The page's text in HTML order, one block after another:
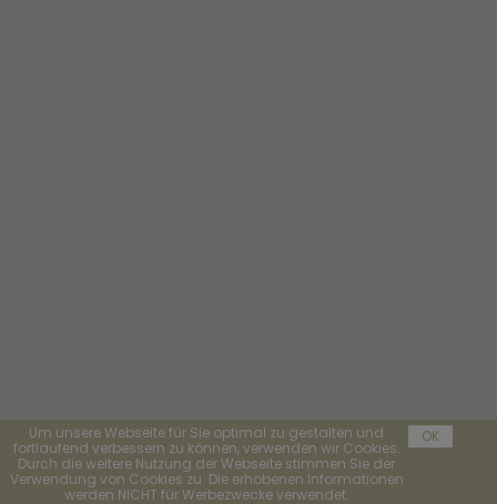
Um unsere Webseite für Sie optimal zu gestalten und
fortlaufend verbessern zu können, verwenden wir Cookies.
Durch die weitere Nutzung der Webseite stimmen Sie der
Verwendung von Cookies zu. Die erhobenen Informationen
werden NICHT für Werbezwecke verwendet.
OK